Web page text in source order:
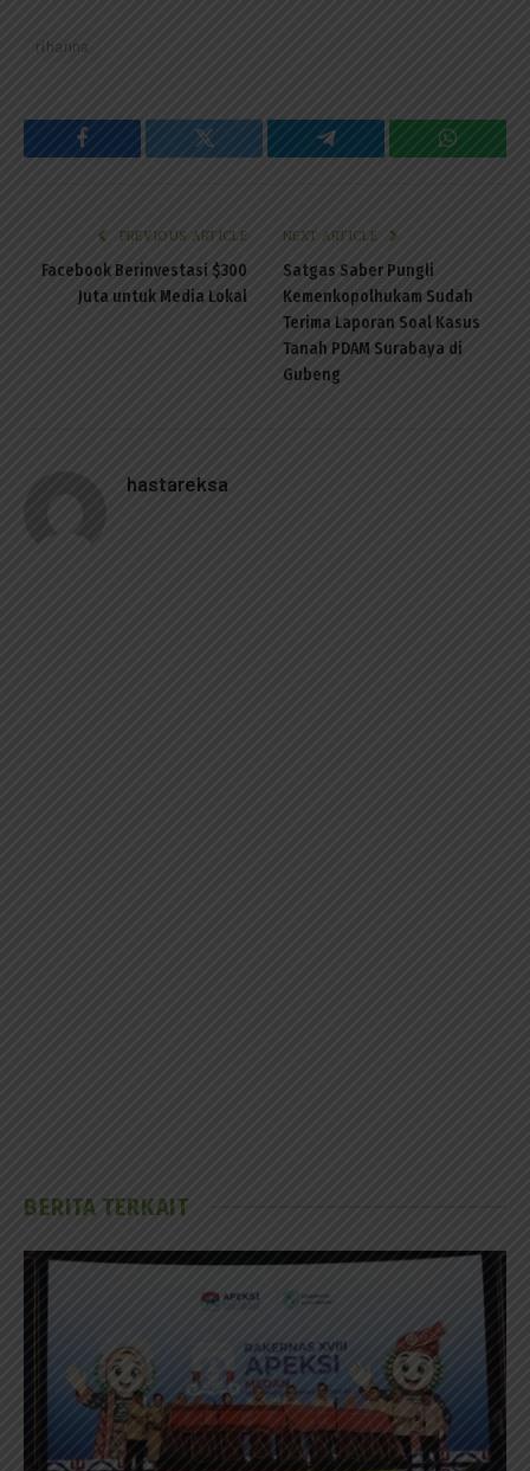
rihanna
Facebook Twitter Telegram
PREVIOUS ARTICLE
Facebook Berinvestasi $300
Juta untuk Media Lokal
NEXT ARTICLE
Satgas Saber Pungli
Kemenkopolhukam Sudah
Terima Laporan Soal Kasus
Tanah PDAM Surabaya di
Gubeng
hastareksa
BERITA TERKAIT